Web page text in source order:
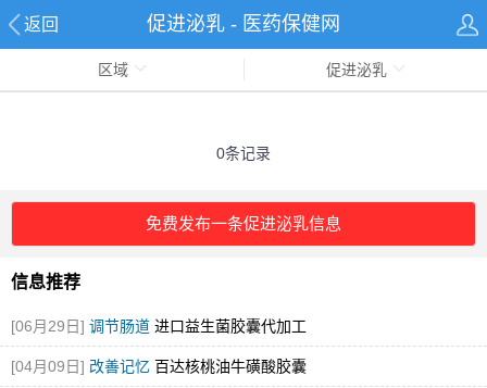
返回 促进泌乳 - 医药保健网
区域 促进泌乳
0条记录
免费发布一条促进泌乳信息
信息推荐
[06月29日] 调节肠道 进口益生菌胶囊代加工
[04月09日] 改善记忆 百达核桃油牛磺酸胶囊